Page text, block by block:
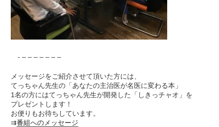
- – – – – – – –
メッセージをご紹介させて頂いた方には、
てっちゃん先生の「あなたの主治医が名医に変わる本」
1名の方にはてっちゃん先生が開発した「しきっチャオ」を
プレゼントします！
お便りもお待ちしています。
⇉番組へのメッセージ